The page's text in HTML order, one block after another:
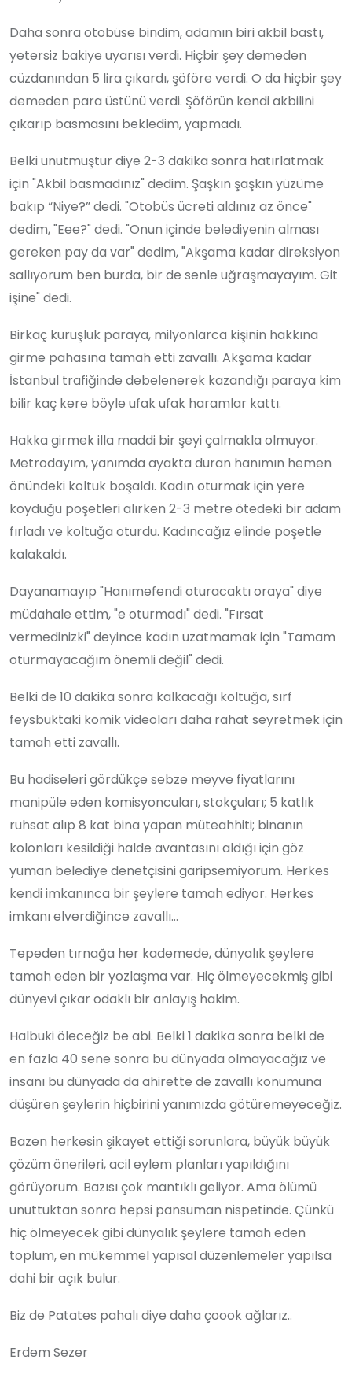
Daha sonra otobüse bindim, adamın biri akbil bastı,
yetersiz bakiye uyarısı verdi. Hiçbir şey demeden
cüzdanından 5 lira çıkardı, şöföre verdi. O da hiçbir şey
demeden para üstünü verdi. Şöförün kendi akbilini
çıkarıp basmasını bekledim, yapmadı.
Belki unutmuştur diye 2-3 dakika sonra hatırlatmak
için "Akbil basmadınız" dedim. Şaşkın şaşkın yüzüme
bakıp “Niye?” dedi. "Otobüs ücreti aldınız az önce"
dedim, "Eee?" dedi. "Onun içinde belediyenin alması
gereken pay da var" dedim, "Akşama kadar direksiyon
sallıyorum ben burda, bir de senle uğraşmayayım. Git
işine" dedi.
Birkaç kuruşluk paraya, milyonlarca kişinin hakkına
girme pahasına tamah etti zavallı. Akşama kadar
İstanbul trafiğinde debelenerek kazandığı paraya kim
bilir kaç kere böyle ufak ufak haramlar kattı.
Hakka girmek illa maddi bir şeyi çalmakla olmuyor.
Metrodayım, yanımda ayakta duran hanımın hemen
önündeki koltuk boşaldı. Kadın oturmak için yere
koyduğu poşetleri alırken 2-3 metre ötedeki bir adam
fırladı ve koltuğa oturdu. Kadıncağız elinde poşetle
kalakaldı.
Dayanamayıp "Hanımefendi oturacaktı oraya" diye
müdahale ettim, "e oturmadı" dedi. "Fırsat
vermedinizki" deyince kadın uzatmamak için "Tamam
oturmayacağım önemli değil" dedi.
Belki de 10 dakika sonra kalkacağı koltuğa, sırf
feysbuktaki komik videoları daha rahat seyretmek için
tamah etti zavallı.
Bu hadiseleri gördükçe sebze meyve fiyatlarını
manipüle eden komisyoncuları, stokçuları; 5 katlık
ruhsat alıp 8 kat bina yapan müteahhiti; binanın
kolonları kesildiği halde avantasını aldığı için göz
yuman belediye denetçisini garipsemiyorum. Herkes
kendi imkanınca bir şeylere tamah ediyor. Herkes
imkanı elverdiğince zavallı…
Tepeden tırnağa her kademede, dünyalık şeylere
tamah eden bir yozlaşma var. Hiç ölmeyecekmiş gibi
dünyevi çıkar odaklı bir anlayış hakim.
Halbuki öleceğiz be abi. Belki 1 dakika sonra belki de
en fazla 40 sene sonra bu dünyada olmayacağız ve
insanı bu dünyada da ahirette de zavallı konumuna
düşüren şeylerin hiçbirini yanımızda götüremeyeceğiz.
Bazen herkesin şikayet ettiği sorunlara, büyük büyük
çözüm önerileri, acil eylem planları yapıldığını
görüyorum. Bazısı çok mantıklı geliyor. Ama ölümü
unuttuktan sonra hepsi pansuman nispetinde. Çünkü
hiç ölmeyecek gibi dünyalık şeylere tamah eden
toplum, en mükemmel yapısal düzenlemeler yapılsa
dahi bir açık bulur.
Biz de Patates pahalı diye daha çoook ağlarız..
Erdem Sezer